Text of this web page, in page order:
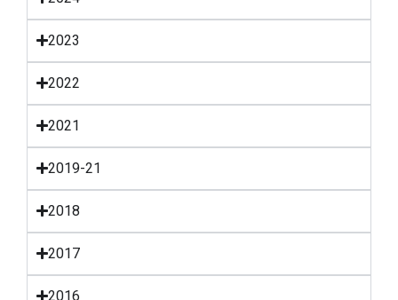
2023
2022
2021
2019-21
2018
2017
2016